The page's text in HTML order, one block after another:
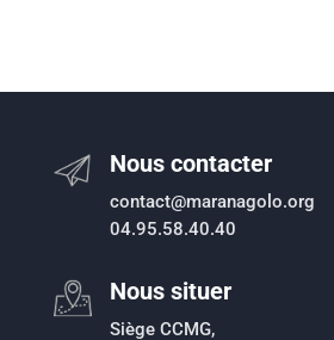
Nous contacter
contact@maranagolo.org
04.95.58.40.40
Nous situer
Siège CCMG,